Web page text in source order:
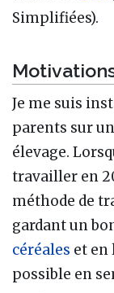
Simplifiées).
Je me suis
parents sur
élevage.
travailler en
méthode de
gardant un
céréales et en
possible en